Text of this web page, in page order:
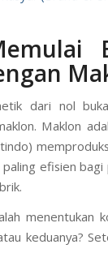
dari nol
Maklon
paling efisien
menentukan
keduanya?